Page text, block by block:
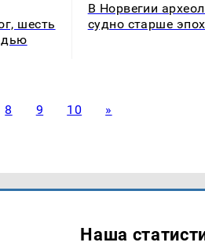
шесть
В Норвегии
судно старше
8 9 10 »
Наша